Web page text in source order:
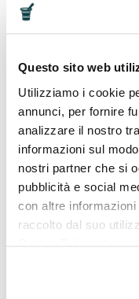
Questo sito web
Utilizziamo i cookie
annunci, per fornire
analizzare il nostro
informazioni sul
nostri partner che si
pubblicità e social
con altre
raccolto dal suo
Continua
Glutatione:
Hai mai sentito